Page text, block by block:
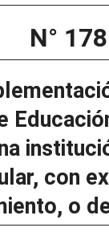
N°
con
o